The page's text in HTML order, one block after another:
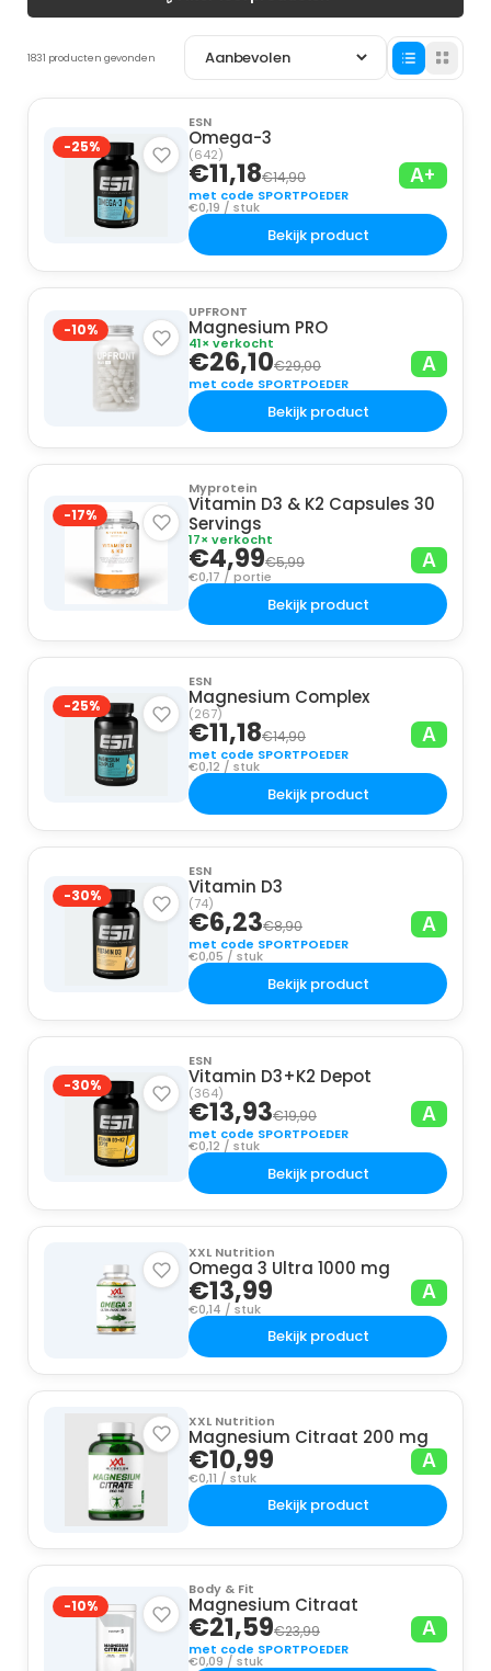
1831 producten gevonden
-25%
ESN
Omega-3
(642)
€11,18€14,90
met code SPORTPOEDER
€0,19 / stuk
A+
Bekijk product
-10%
UPFRONT
Magnesium PRO
41× verkocht
€26,10€29,00
met code SPORTPOEDER
A
Bekijk product
-17%
Myprotein
Vitamin D3 & K2 Capsules 30
Servings
17× verkocht
€4,99€5,99
€0,17 / portie
A
Bekijk product
-25%
ESN
Magnesium Complex
(267)
€11,18€14,90
met code SPORTPOEDER
€0,12 / stuk
A
Bekijk product
-30%
ESN
Vitamin D3
(74)
€6,23€8,90
met code SPORTPOEDER
€0,05 / stuk
A
Bekijk product
-30%
ESN
Vitamin D3+K2 Depot
(364)
€13,93€19,90
met code SPORTPOEDER
€0,12 / stuk
A
Bekijk product
XXL Nutrition
Omega 3 Ultra 1000 mg
€13,99
€0,14 / stuk
A
Bekijk product
XXL Nutrition
Magnesium Citraat 200 mg
€10,99
€0,11 / stuk
A
Bekijk product
-10%
Body & Fit
Magnesium Citraat
€21,59€23,99
met code SPORTPOEDER
€0,09 / stuk
A